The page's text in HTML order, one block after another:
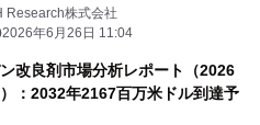
Research株式会社
2026年6月26日 11:04
改良剤市場分析レポート（2026
：2032年2167百万米ドル到達予